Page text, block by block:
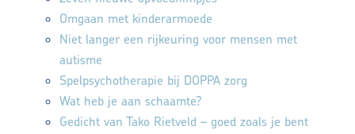
Omgaan met kinderarmoede
Niet langer een rijkeuring voor mensen met
autisme
Spelpsychotherapie bij DOPPA zorg
Wat heb je aan schaamte?
Gedicht van Tako Rietveld – goed zoals je bent